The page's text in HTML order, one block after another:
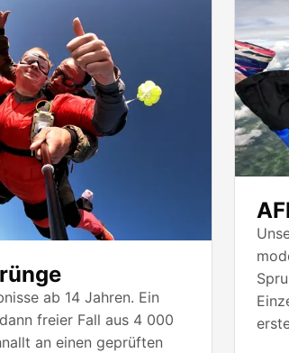
ab 14 Jahren. Ein
freier Fall aus 4 000
an einen geprüften